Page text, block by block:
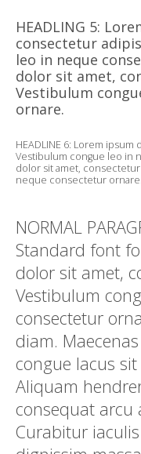
HEADLING 5:
consectetur
leo in neque
dolor sit amet,
Vestibulum
ornare.
HEADLINE 6: Lorem
Vestibulum congue leo in
dolor sit amet,
neque consectetur ornare.
NORMAL
Standard font
dolor sit amet,
Vestibulum
consectetur
diam.
congue lacus
Aliquam
consequat arcu
Curabitur